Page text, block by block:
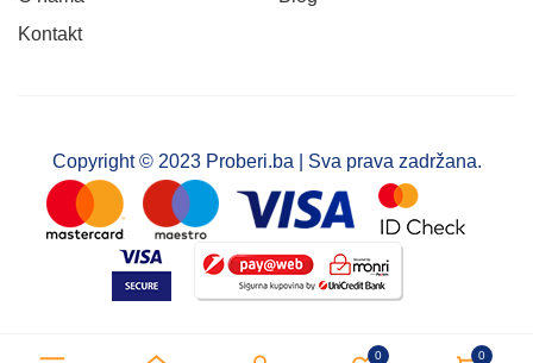
0 0
Kontakt
Copyright © 2023 Proberi.ba | Sva prava zadržana.